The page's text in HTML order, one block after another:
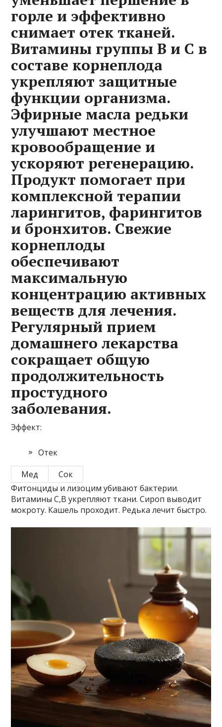
горле и эффективно
снимает отек тканей.
Витамины группы B и C в
составе корнеплода
укрепляют защитные
функции организма.
Эфирные масла редьки
улучшают местное
кровообращение и
ускоряют регенерацию.
Продукт помогает при
комплексной терапии
ларингитов, фарингитов
и бронхитов. Свежие
корнеплоды
обеспечивают
максимальную
концентрацию активных
веществ для лечения.
Регулярный прием
домашнего лекарства
сокращает общую
продолжительность
простудного
заболевания.
Эффект:
Отек
Мед
Сок
Фитонциды и лизоцим убивают бактерии.
Витамины С,В укрепляют ткани. Сироп выводит
мокроту. Кашель проходит. Редька лечит быстро.